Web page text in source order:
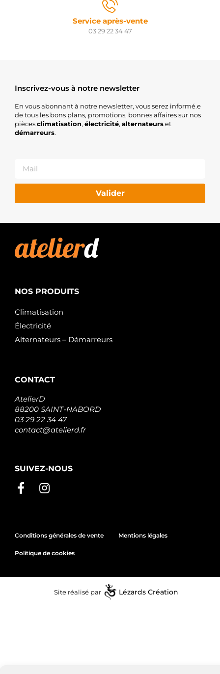
Service après-vente
03 29 22 34 47
Inscrivez-vous à notre newsletter
En vous abonnant à notre newsletter, vous serez informé.e
de tous les bons plans, promotions, bonnes affaires sur nos
piècesclimatisation, électricité, alternateurset
démarreurs.
Valider
NOS PRODUITS
Climatisation
Électricité
Alternateurs – Démarreurs
CONTACT
AtelierD
88200 SAINT-NABORD
03 29 22 34 47
contact@atelierd.fr
SUIVEZ-NOUS
Conditions générales de vente Mentions légales
Politique de cookies
Site réalisé par Lézards Création